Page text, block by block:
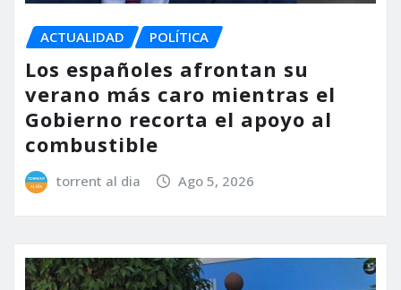
ACTUALIDAD POLÍTICA
Los españoles afrontan su
verano más caro mientras el
Gobierno recorta el apoyo al
combustible
torrent al dia Ago 5, 2026